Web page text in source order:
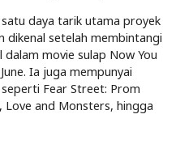
daya tarik utama proyek
dikenal setelah membintangi
movie sulap Now You
Ia juga mempunyai
Fear Street: Prom
Love and Monsters, hingga